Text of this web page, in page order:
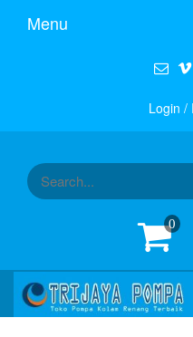
Menu
Login /
0